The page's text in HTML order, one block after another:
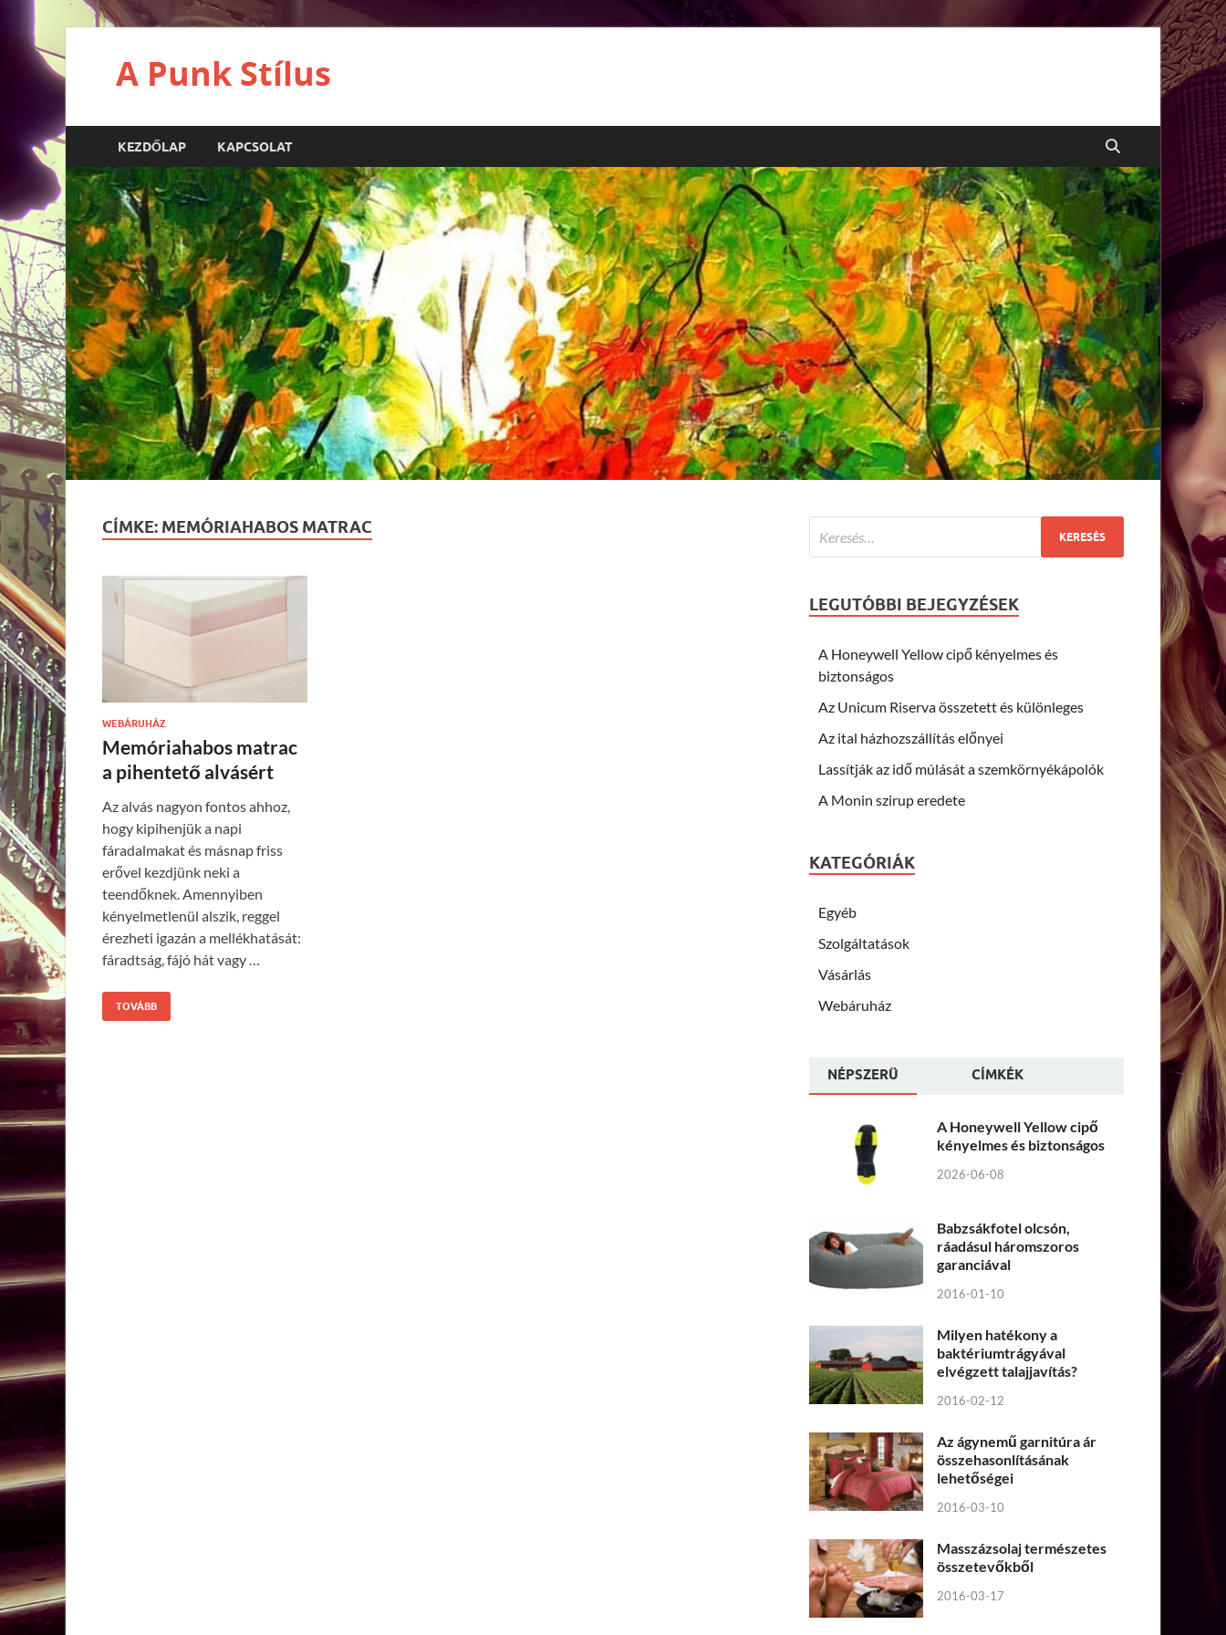
A Punk Stílus
KEZDŐLAP KAPCSOLAT
CÍMKE: MEMÓRIAHABOS MATRAC
WEBÁRUHÁZ
Memóriahabos matrac
a pihentető alvásért
Az alvás nagyon fontos ahhoz,
hogy kipihenjük a napi
fáradalmakat és másnap friss
erővel kezdjünk neki a
teendőknek. Amennyiben
kényelmetlenül alszik, reggel
érezheti igazán a mellékhatását:
fáradtság, fájó hát vagy …
TOVÁBB
LEGUTÓBBI BEJEGYZÉSEK
A Honeywell Yellow cipő kényelmes és
biztonságos
Az Unicum Riserva összetett és különleges
Az ital házhozszállítás előnyei
Lassítják az idő múlását a szemkörnyékápolók
A Monin szirup eredete
KATEGÓRIÁK
Egyéb
Szolgáltatások
Vásárlás
Webáruház
NÉPSZERÜ CÍMKÉK
A Honeywell Yellow cipő
kényelmes és biztonságos
2026-06-08
Babzsákfotel olcsón,
ráadásul háromszoros
garanciával
2016-01-10
Milyen hatékony a
baktériumtrágyával
elvégzett talajjavítás?
2016-02-12
Az ágynemű garnitúra ár
összehasonlításának
lehetőségei
2016-03-10
Masszázsolaj természetes
összetevőkből
2016-03-17